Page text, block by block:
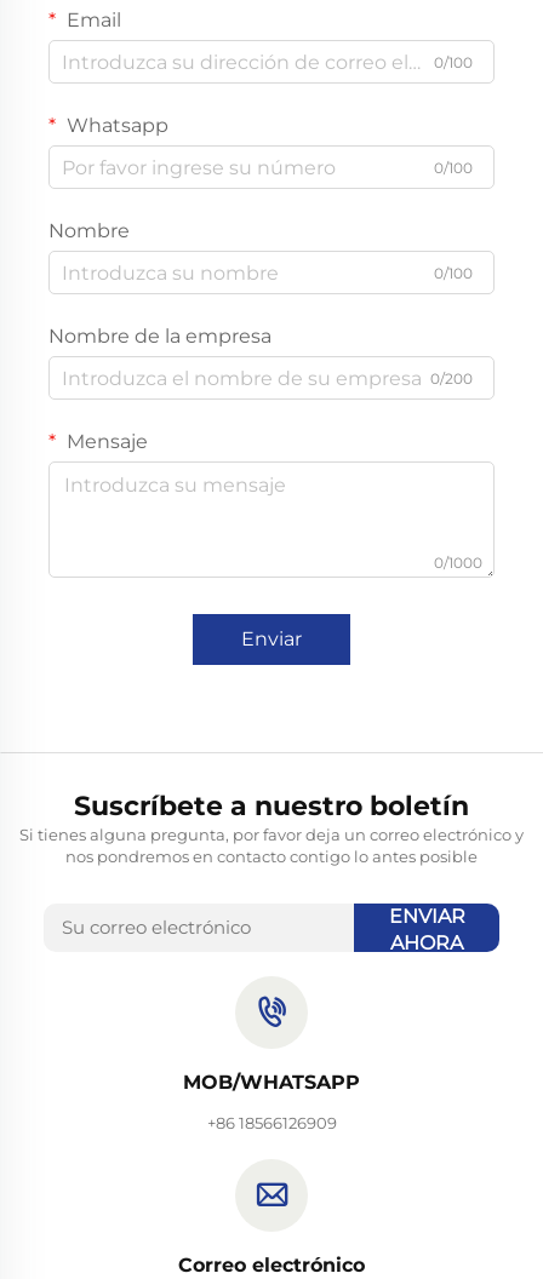
Email
0/100
Whatsapp
0/100
Nombre
0/100
Nombre de la empresa
0/200
Mensaje
0/1000
Enviar
Suscríbete a nuestro boletín
Si tienes alguna pregunta, por favor deja un correo electrónico y
nos pondremos en contacto contigo lo antes posible
ENVIAR
AHORA
MOB/WHATSAPP
+86 18566126909
Correo electrónico